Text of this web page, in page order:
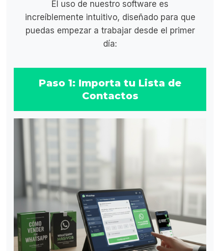
El uso de nuestro software es
increíblemente intuitivo, diseñado para que
puedas empezar a trabajar desde el primer
día:
Paso 1: Importa tu Lista de
Contactos